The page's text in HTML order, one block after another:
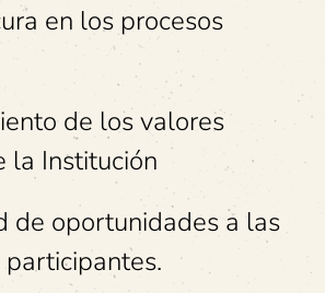
en los procesos
de los valores
la Institución
de oportunidades a las